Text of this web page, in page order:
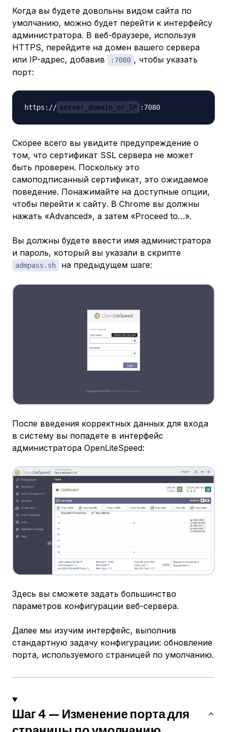
Когда вы будете довольны видом сайта по
умолчанию, можно будет перейти к интерфейсу
администратора. В веб-браузере, используя
HTTPS, перейдите на домен вашего сервера
или IP-адрес, добавив
:7080 , чтобы указать
порт:
https:// server_domain_or_IP
Скорее всего вы увидите предупреждение о
том, что сертификат SSL сервера не может
быть проверен. Поскольку это
самоподписанный сертификат, это ожидаемое
поведение. Понажимайте на доступные опции,
чтобы перейти к сайту. В Chrome вы должны
нажать «Advanced», а затем «Proceed to…».
Вы должны будете ввести имя администратора
и пароль, который вы указали в скрипте
admpass.sh ​​​ на предыдущем шаге:
После введения корректных данных для входа
в систему вы попадете в интерфейс
администратора OpenLiteSpeed:
Здесь вы сможете задать большинство
параметров конфигурации веб-сервера.
Далее мы изучим интерфейс, выполнив
стандартную задачу конфигурации: обновление
порта, используемого страницей по умолчанию.
Шаг 4 — Изменение порта для